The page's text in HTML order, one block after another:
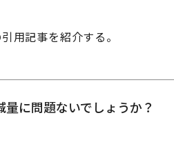
用記事を紹介する。
に問題ないでしょうか？